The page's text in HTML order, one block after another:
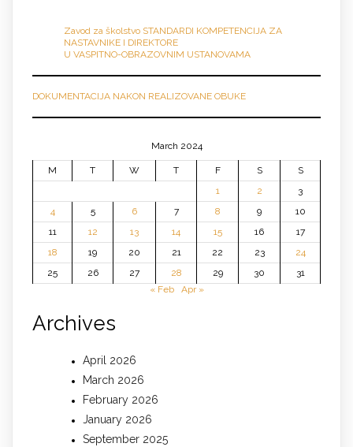
Zavod za školstvo STANDARDI KOMPETENCIJA ZA
NASTAVNIKE I DIREKTORE
U VASPITNO-OBRAZOVNIM USTANOVAMA
DOKUMENTACIJA NAKON REALIZOVANE OBUKE
March 2024
M T W T F S
S
1
2
3
4
5 6 7 8 9
10
11
12 13 14 15 16
17
18
19 20 21 22 23
24
25
26 27 28 29 30
31
« Feb
Apr »
Archives
April 2026
March 2026
February 2026
January 2026
September 2025